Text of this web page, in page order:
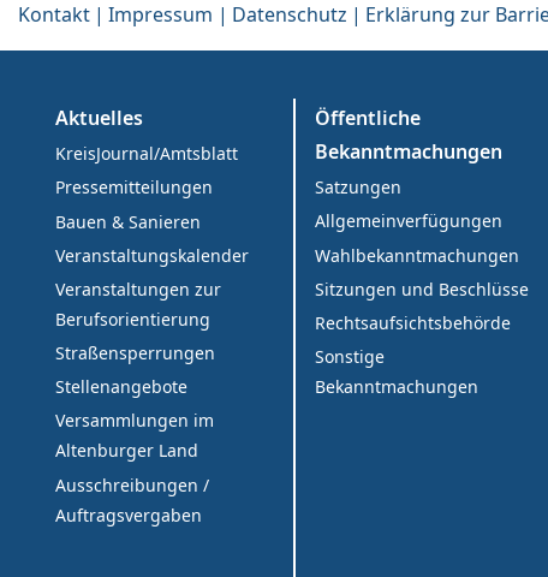
Kontakt Impressum Datenschutz Erklärung zur
Aktuelles
KreisJournal/Amtsblatt
Pressemitteilungen
Bauen & Sanieren
Veranstaltungskalender
Veranstaltungen zur
Berufsorientierung
Straßensperrungen
Stellenangebote
Versammlungen im
Altenburger Land
Ausschreibungen /
Auftragsvergaben
Öffentliche
Bekanntmachungen
Satzungen
Allgemeinverfügungen
Wahlbekanntmachungen
Sitzungen und Beschlüsse
Rechtsaufsichtsbehörde
Sonstige
Bekanntmachungen